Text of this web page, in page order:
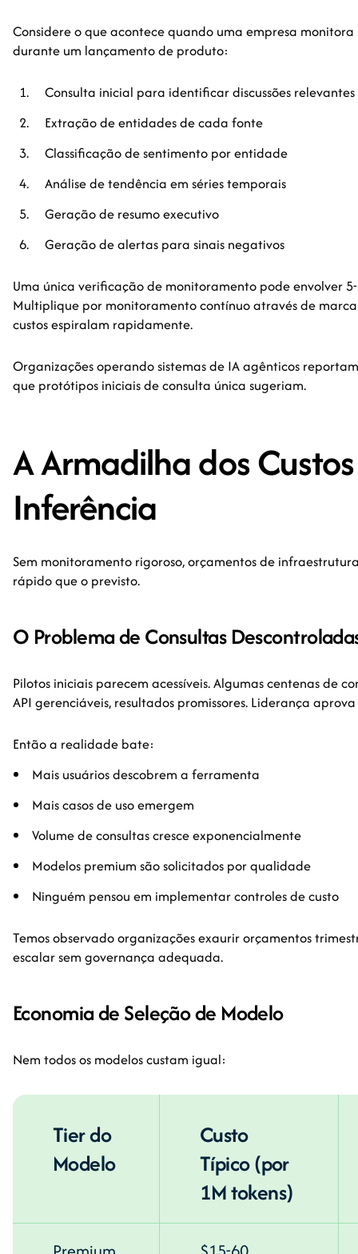
Considere o que acontece quando uma empresa
durante um lançamento de produto:
Consulta inicial para identificar discussões relevantes
Extração de entidades de cada fonte
Classificação de sentimento por entidade
Análise de tendência em séries temporais
Geração de resumo executivo
Geração de alertas para sinais negativos
Uma única verificação de monitoramento pode envolver
Multiplique por monitoramento contínuo através de
custos espiralam rapidamente.
Organizações operando sistemas de IA agênticos
que protótipos iniciais de consulta única sugeriam.
A Armadilha dos
Inferência
Sem monitoramento rigoroso, orçamentos de
rápido que o previsto.
O Problema de Consultas
Pilotos iniciais parecem acessíveis. Algumas centenas de
API gerenciáveis, resultados promissores. Liderança
Então a realidade bate:
Mais usuários descobrem a ferramenta
Mais casos de uso emergem
Volume de consultas cresce exponencialmente
Modelos premium são solicitados por qualidade
Ninguém pensou em implementar controles de custo
Temos observado organizações exaurir orçamentos
escalar sem governança adequada.
Economia de Seleção de Modelo
Nem todos os modelos custam igual:
Tier do
Modelo
Custo
Típico (por
1M tokens)